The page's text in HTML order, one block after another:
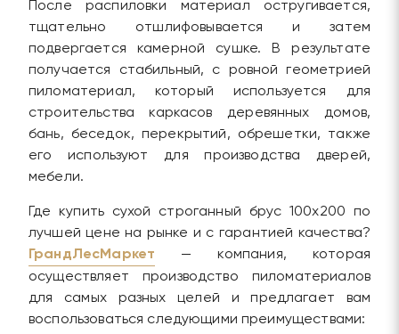
После распиловки материал остругивается,
тщательно отшлифовывается и затем
подвергается камерной сушке. В результате
получается стабильный, с ровной геометрией
пиломатериал, который используется для
строительства каркасов деревянных домов,
бань, беседок, перекрытий, обрешетки, также
его используют для производства дверей,
мебели.
Где купить сухой строганный брус 100х200 по
лучшей цене на рынке и с гарантией качества?
ГрандЛесМаркет — компания, которая
осуществляет производство пиломатериалов
для самых разных целей и предлагает вам
воспользоваться следующими преимуществами: